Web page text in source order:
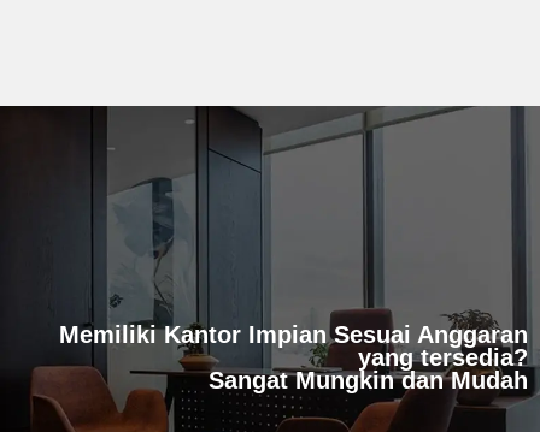
Memiliki Kantor Impian Sesuai Anggaran
yang tersedia?
Sangat Mungkin dan Mudah